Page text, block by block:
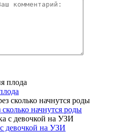
начнутся роды
девочкой на УЗИ